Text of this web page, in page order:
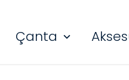
Çanta